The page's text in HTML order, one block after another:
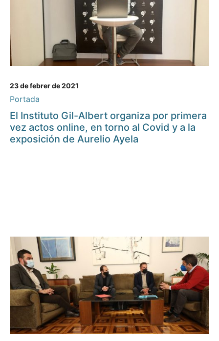
23 de febrer de 2021
Portada
El Instituto Gil-Albert organiza por primera
vez actos online, en torno al Covid y a la
exposición de Aurelio Ayela